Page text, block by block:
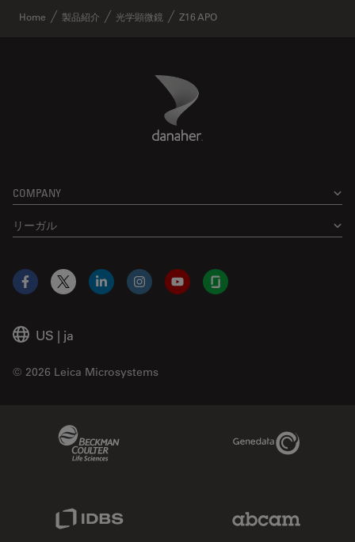
Home 製品紹介 光学顕微鏡 Z16 APO
Danaher Logo
COMPANY
リーガル
US | ja
© 2026 Leica Microsystems
Facebook
X LinkedInInstagramYouTubeGlassdoor
Genedata Link